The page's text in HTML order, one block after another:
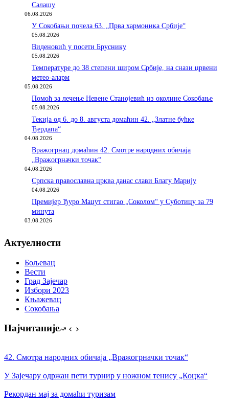
Салашу
06.08.2026
У Сокобањи почела 63. „Прва хармоника Србије“
05.08.2026
Виденовић у посети Бруснику
05.08.2026
Температуре до 38 степени широм Србије, на снази црвени
метео-аларм
05.08.2026
Помоћ за лечење Невене Станојевић из околине Сокобање
05.08.2026
Текија од 6. до 8. августа домаћин 42. „Златне бућке
Ђердапа“
04.08.2026
Вражогрнац домаћин 42. Смотре народних обичаја
„Вражогрначки точак“
04.08.2026
Српска православна црква данас слави Благу Марију
04.08.2026
Премијер Ђуро Мацут стигао „Соколом“ у Суботицу за 79
минута
03.08.2026
Актуелности
Бољевац
Вести
Град Зајечар
Избори 2023
Књажевац
Сокобања
Најчитаније
42. Смотра народних обичаја „Вражогрначки точак“
У Зајечару одржан пети турнир у ножном тенису „Коцка“
Рекордан мај за домаћи туризам